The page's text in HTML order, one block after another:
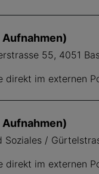
55, 4051
direkt im externen
/
direkt im externen